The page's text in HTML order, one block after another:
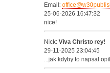
Email:
25-06-2026 16:47:32
nice!
Nick: Viva Christo rey!
29-11-2025 23:04:45
...jak kdyby to napsal